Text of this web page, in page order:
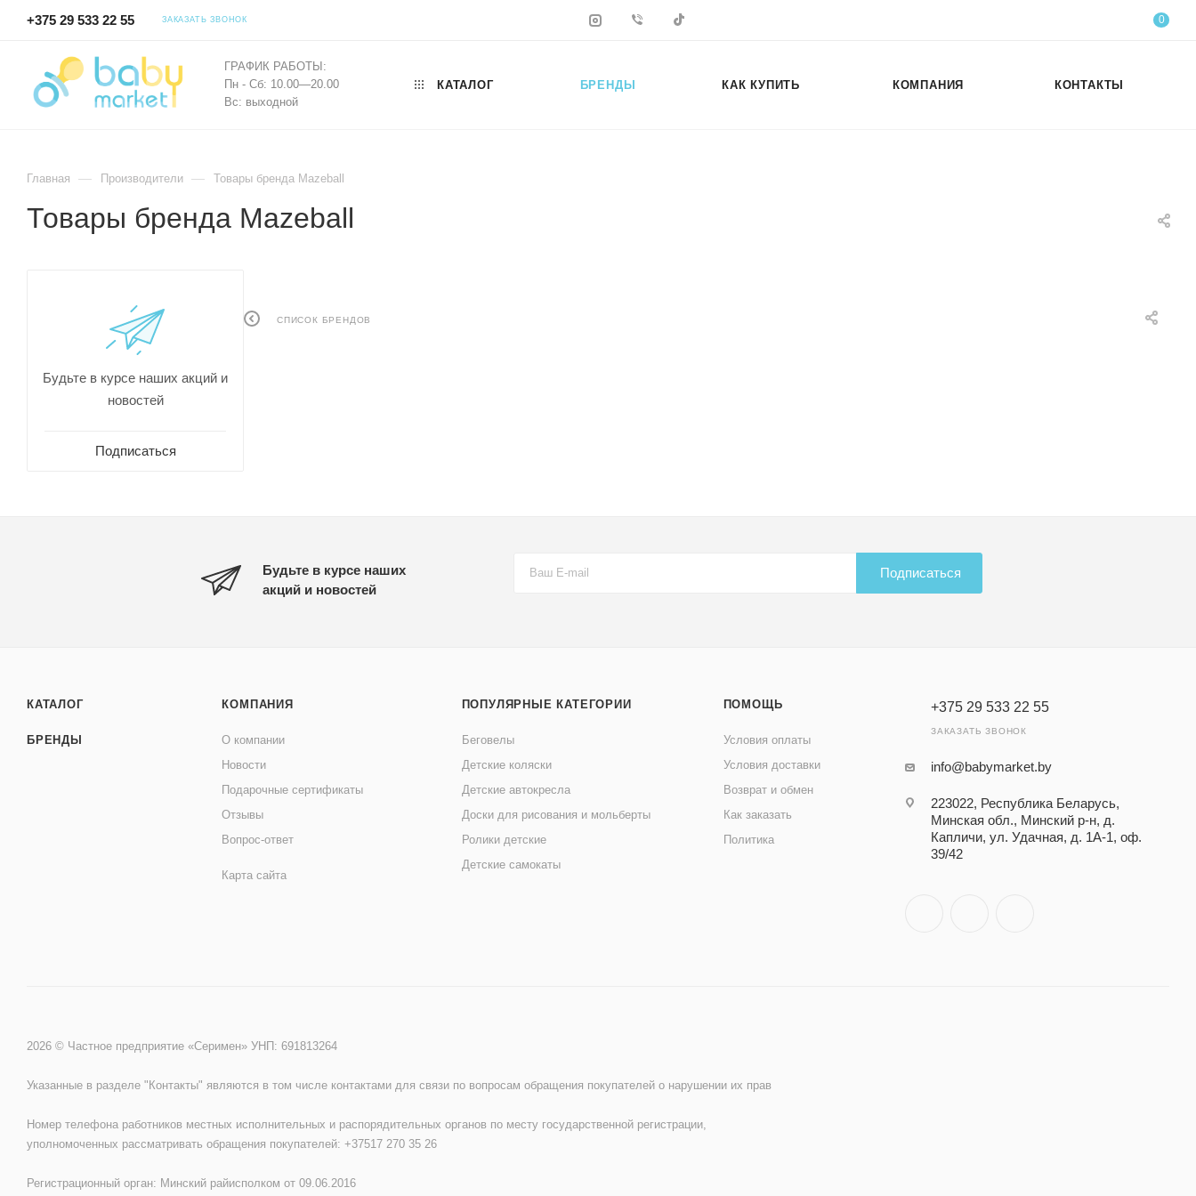
+375 29 533 22 55 ЗАКАЗАТЬ ЗВОНОК 0
ГРАФИК РАБОТЫ:
Пн - Сб: 10.00—20.00
Вс: выходной
КАТАЛОГ БРЕНДЫ КАК КУПИТЬ КОМПАНИЯ КОНТАКТЫ
Главная — Производители — Товары бренда Mazeball
Товары бренда Mazeball
СПИСОК БРЕНДОВ
Будьте в курсе наших акций и
новостей
Подписаться
Будьте в курсе наших
акций и новостей
Подписаться
КАТАЛОГ
БРЕНДЫ
КОМПАНИЯ
О компании
Новости
Подарочные сертификаты
Отзывы
Вопрос-ответ
Карта сайта
ПОПУЛЯРНЫЕ КАТЕГОРИИ
Беговелы
Детские коляски
Детские автокресла
Доски для рисования и мольберты
Ролики детские
Детские самокаты
ПОМОЩЬ
Условия оплаты
Условия доставки
Возврат и обмен
Как заказать
Политика
+375 29 533 22 55
ЗАКАЗАТЬ ЗВОНОК
info@babymarket.by
223022, Республика Беларусь,
Минская обл., Минский р-н, д.
Капличи, ул. Удачная, д. 1А-1, оф.
39/42
2026 © Частное предприятие «Серимен» УНП: 691813264
Указанные в разделе "Контакты" являются в том числе контактами для связи по вопросам обращения покупателей о нарушении их прав
Номер телефона работников местных исполнительных и распорядительных органов по месту государственной регистрации,
уполномоченных рассматривать обращения покупателей: +37517 270 35 26
Регистрационный орган: Минский райисполком от 09.06.2016